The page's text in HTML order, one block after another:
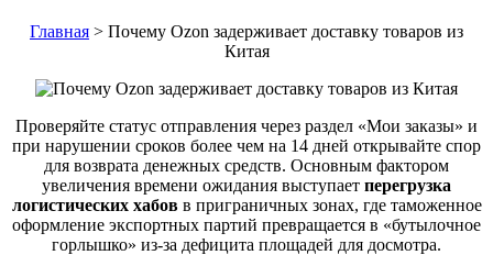
Главная > Почему Ozon задерживает доставку товаров из
Китая
Проверяйте статус отправления через раздел «Мои заказы» и
при нарушении сроков более чем на 14 дней открывайте спор
для возврата денежных средств. Основным фактором
увеличения времени ожидания выступает перегрузка
логистических хабовв приграничных зонах, где таможенное
оформление экспортных партий превращается в «бутылочное
горлышко» из-за дефицита площадей для досмотра.